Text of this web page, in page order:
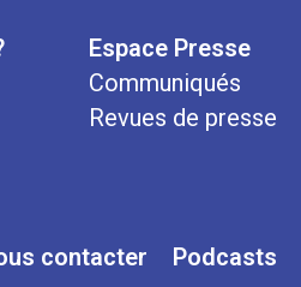
Espace Presse
Communiqués
Revues de presse
contacter Podcasts